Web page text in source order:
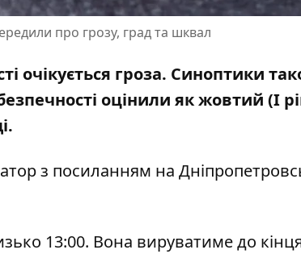
про грозу, град та шквал
очікується гроза. Синоптики
оцінили як жовтий (І
з посиланням на
13:00. Вона вируватиме до